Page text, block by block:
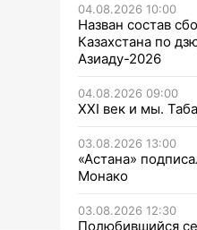
04.08.2026 10:00
Назван состав
Казахстана по
Азиаду-2026
04.08.2026 09:00
XXI век и мы.
03.08.2026 13:00
«Астана»
Монако
03.08.2026 12:30
Полюбившийся